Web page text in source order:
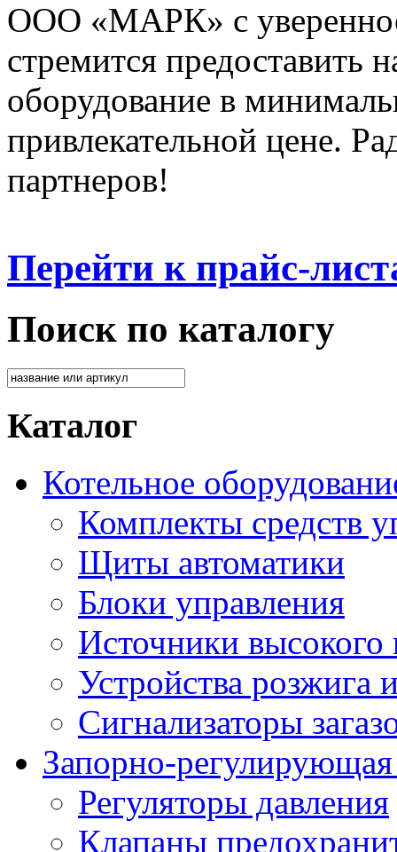
ООО «МАРК» с
стремится предоставить
оборудование в
привлекательной цене.
партнеров!
Перейти к прайс-
Поиск по каталогу
Каталог
Котельное
Комплекты средств
Щиты автоматики
Блоки управления
Источники высокого
Устройства розжига
Сигнализаторы
Запорно-регулирующая
Регуляторы давления
Клапаны